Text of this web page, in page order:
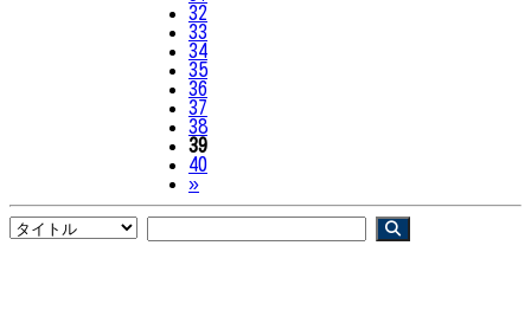
32
33
34
35
36
37
38
39
40
»Next